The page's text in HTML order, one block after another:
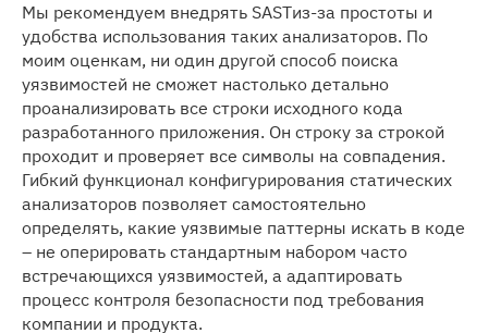
Мы рекомендуем внедрять SASTиз-за простоты и
удобства использования таких анализаторов. По
моим оценкам, ни один другой способ поиска
уязвимостей не сможет настолько детально
проанализировать все строки исходного кода
разработанного приложения. Он строку за строкой
проходит и проверяет все символы на совпадения.
Гибкий функционал конфигурирования статических
анализаторов позволяет самостоятельно
определять, какие уязвимые паттерны искать в коде
– не оперировать стандартным набором часто
встречающихся уязвимостей, а адаптировать
процесс контроля безопасности под требования
компании и продукта.